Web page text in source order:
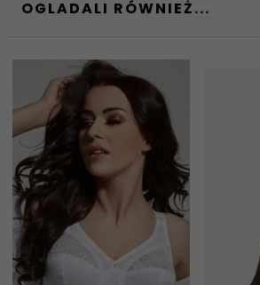
OGLADALI RÓWNIEŻ...